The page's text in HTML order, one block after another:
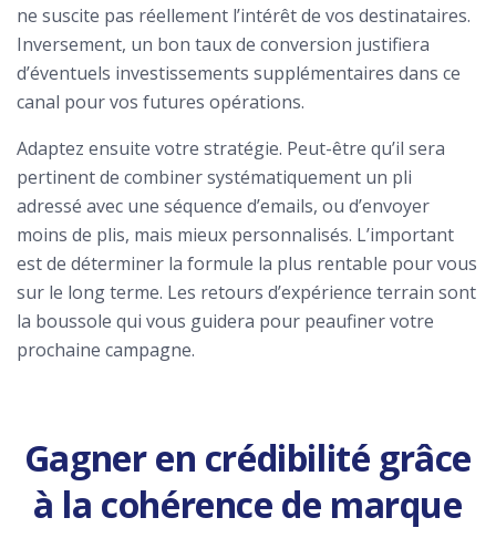
ne suscite pas réellement l’intérêt de vos destinataires.
Inversement, un bon taux de conversion justifiera
d’éventuels investissements supplémentaires dans ce
canal pour vos futures opérations.
Adaptez ensuite votre stratégie. Peut-être qu’il sera
pertinent de combiner systématiquement un pli
adressé avec une séquence d’emails, ou d’envoyer
moins de plis, mais mieux personnalisés. L’important
est de déterminer la formule la plus rentable pour vous
sur le long terme. Les retours d’expérience terrain sont
la boussole qui vous guidera pour peaufiner votre
prochaine campagne.
Gagner en crédibilité grâce
à la cohérence de marque